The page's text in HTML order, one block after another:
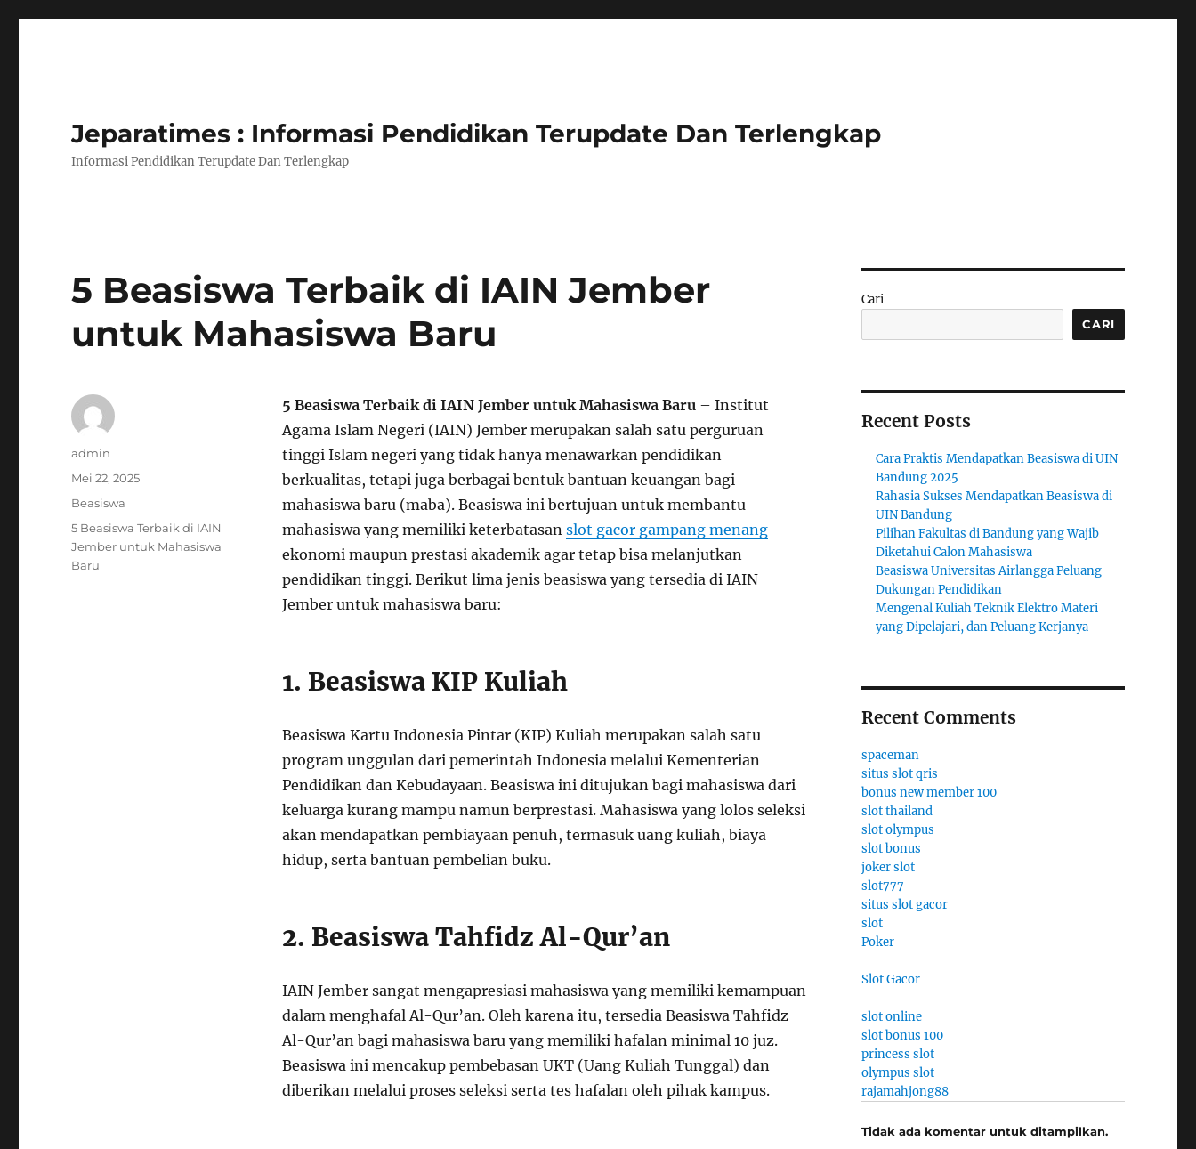
Jeparatimes : Informasi Pendidikan Terupdate Dan Terlengkap
Informasi Pendidikan Terupdate Dan Terlengkap
5 Beasiswa Terbaik di IAIN Jember
untuk Mahasiswa Baru
5 Beasiswa Terbaik di IAIN Jember untuk Mahasiswa Baru– Institut
Agama Islam Negeri (IAIN) Jember merupakan salah satu perguruan
tinggi Islam negeri yang tidak hanya menawarkan pendidikan
berkualitas, tetapi juga berbagai bentuk bantuan keuangan bagi
mahasiswa baru (maba). Beasiswa ini bertujuan untuk membantu
mahasiswa yang memiliki keterbatasan slot gacor gampang menang
ekonomi maupun prestasi akademik agar tetap bisa melanjutkan
pendidikan tinggi. Berikut lima jenis beasiswa yang tersedia di IAIN
Jember untuk mahasiswa baru:
1. Beasiswa KIP Kuliah
Beasiswa Kartu Indonesia Pintar (KIP) Kuliah merupakan salah satu
program unggulan dari pemerintah Indonesia melalui Kementerian
Pendidikan dan Kebudayaan. Beasiswa ini ditujukan bagi mahasiswa dari
keluarga kurang mampu namun berprestasi. Mahasiswa yang lolos seleksi
akan mendapatkan pembiayaan penuh, termasuk uang kuliah, biaya
hidup, serta bantuan pembelian buku.
2. Beasiswa Tahfidz Al-Qur’an
IAIN Jember sangat mengapresiasi mahasiswa yang memiliki kemampuan
dalam menghafal Al-Qur’an. Oleh karena itu, tersedia Beasiswa Tahfidz
Al-Qur’an bagi mahasiswa baru yang memiliki hafalan minimal 10 juz.
Beasiswa ini mencakup pembebasan UKT (Uang Kuliah Tunggal) dan
diberikan melalui proses seleksi serta tes hafalan oleh pihak kampus.
Author
admin
Posted
Mei 22, 2025
Categories
Beasiswa
Tags
5 Beasiswa Terbaik di IAIN
Jember untuk Mahasiswa
Baru
Cari
CARI
Recent Posts
Cara Praktis Mendapatkan Beasiswa di UIN
Bandung 2025
Rahasia Sukses Mendapatkan Beasiswa di
UIN Bandung
Pilihan Fakultas di Bandung yang Wajib
Diketahui Calon Mahasiswa
Beasiswa Universitas Airlangga Peluang
Dukungan Pendidikan
Mengenal Kuliah Teknik Elektro Materi
yang Dipelajari, dan Peluang Kerjanya
Recent Comments
spaceman
situs slot qris
bonus new member 100
slot thailand
slot olympus
slot bonus
joker slot
slot777
situs slot gacor
slot
Poker
Slot Gacor
slot online
slot bonus 100
princess slot
olympus slot
rajamahjong88
Tidak ada komentar untuk ditampilkan.